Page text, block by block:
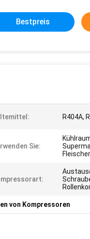
Bestpreis
R404A,
Sie:
von Kompressoren